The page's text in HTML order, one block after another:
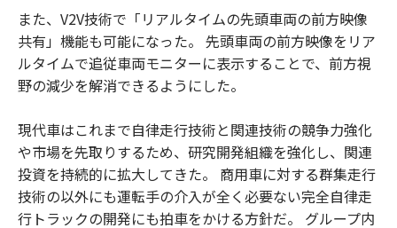
また、V2V技術で「リアルタイムの先頭車両の前方映像
共有」機能も可能になった。 先頭車両の前方映像をリア
ルタイムで追従車両モニターに表示することで、前方視
野の減少を解消できるようにした。
現代車はこれまで自律走行技術と関連技術の競争力強化
や市場を先取りするため、研究開発組織を強化し、関連
投資を持続的に拡大してきた。 商用車に対する群集走行
技術の以外にも運転手の介入が全く必要ない完全自律走
行トラックの開発にも拍車をかける方針だ。 グループ内